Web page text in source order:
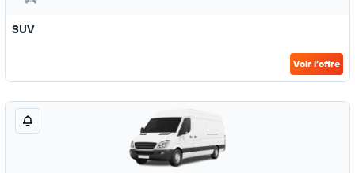
SUV
Voir l’offre